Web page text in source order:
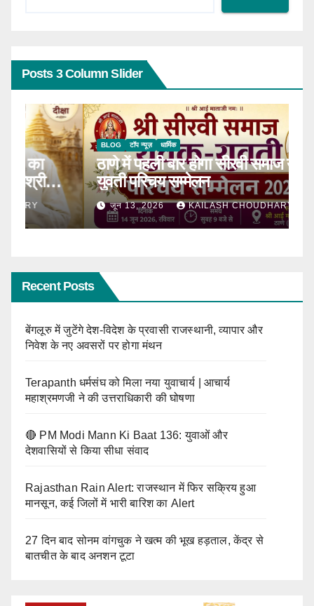
Posts 3 Column Slider
BLOG टॉप न्यूज़ धार्मिक
ठाणे में पहली बार होगा सीरवी समाज युवक-
युवती परिचय सम्मेलन
जून 13, 2026 KAILASH CHOUDHARY
Recent Posts
बेंगलूरु में जुटेंगे देश-विदेश के प्रवासी राजस्थानी, व्यापार और
निवेश के नए अवसरों पर होगा मंथन
Terapanth धर्मसंघ को मिला नया युवाचार्य | आचार्य
महाश्रमणजी ने की उत्तराधिकारी की घोषणा
🔴 PM Modi Mann Ki Baat 136: युवाओं और
देशवासियों से किया सीधा संवाद
Rajasthan Rain Alert: राजस्थान में फिर सक्रिय हुआ
मानसून, कई जिलों में भारी बारिश का Alert
27 दिन बाद सोनम वांगचुक ने खत्म की भूख हड़ताल, केंद्र से
बातचीत के बाद अनशन टूटा